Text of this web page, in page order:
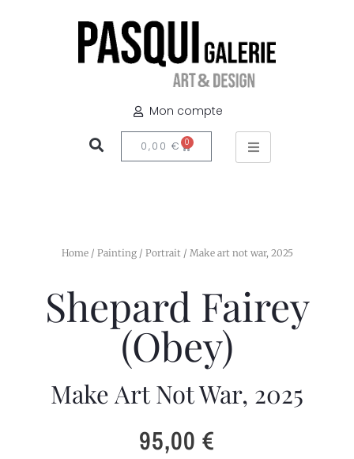
Mon compte
0,00 € 0
Home/ Painting/ Portrait/ Make art not war, 2025
Shepard Fairey
(Obey)
Make Art Not War, 2025
95,00€